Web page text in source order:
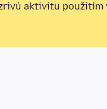
aktivitu použitím